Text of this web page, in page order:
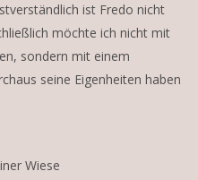
ist Fredo nicht
möchte ich nicht mit
sondern mit einem
seine Eigenheiten haben